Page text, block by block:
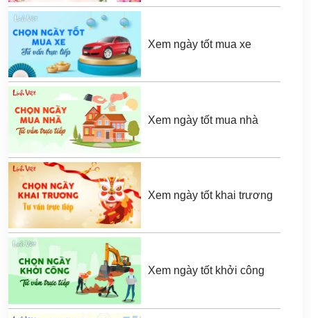
Xem ngày tốt mua xe
Xem ngày tốt mua nhà
Xem ngày tốt khai trương
Xem ngày tốt khởi công